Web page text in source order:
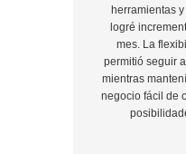
herramientas
logré
mes. La
permitió seguir
mientras
negocio fácil de